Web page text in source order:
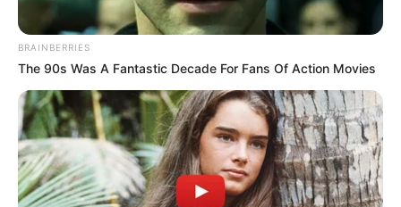
BRAINBERRIES
The 90s Was A Fantastic Decade For Fans Of Action Movies